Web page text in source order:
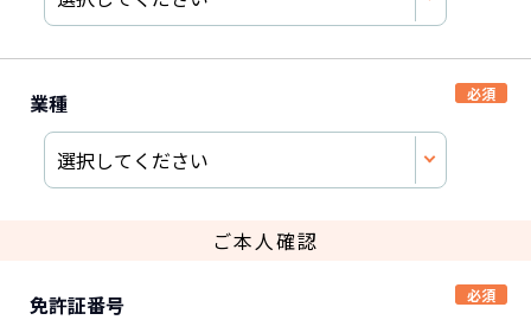
業種
ご本人確認
免許証番号